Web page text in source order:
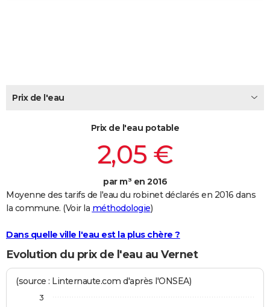
FORUM
Bricolage
Lifestyle
Culture
Sport
Auto
Television
Voyage
Cinema
Prix de l'eau
Prix de l'eau potable
2,05 €
par m³ en 2016
Moyenne des tarifs de l'eau du robinet déclarés en 2016 dans
la commune. (Voir la méthodologie)
Dans quelle ville l'eau est la plus chère ?
Evolution du prix de l'eau au Vernet
(source : Linternaute.com d'après l'ONSEA)
3